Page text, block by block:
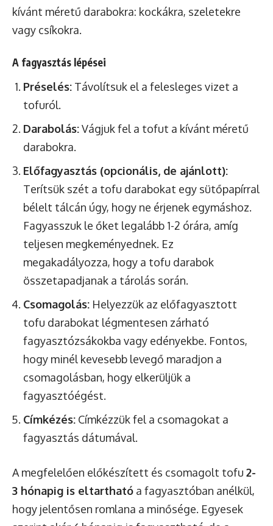
kívánt méretű darabokra: kockákra, szeletekre
vagy csíkokra.
A fagyasztás lépései
Préselés: Távolítsuk el a felesleges vizet a
tofuról.
Darabolás:Vágjuk fel a tofut a kívánt méretű
darabokra.
Előfagyasztás (opcionális, de ajánlott):
Terítsük szét a tofu darabokat egy sütőpapírral
bélelt tálcán úgy, hogy ne érjenek egymáshoz.
Fagyasszuk le őket legalább 1-2 órára, amíg
teljesen megkeményednek. Ez
megakadályozza, hogy a tofu darabok
összetapadjanak a tárolás során.
Csomagolás: Helyezzük az előfagyasztott
tofu darabokat légmentesen zárható
fagyasztózsákokba vagy edényekbe. Fontos,
hogy minél kevesebb levegő maradjon a
csomagolásban, hogy elkerüljük a
fagyasztóégést.
Címkézés: Címkézzük fel a csomagokat a
fagyasztás dátumával.
A megfelelően előkészített és csomagolt tofu 2-
3 hónapig is eltartható a fagyasztóban anélkül,
hogy jelentősen romlana a minősége. Egyesek